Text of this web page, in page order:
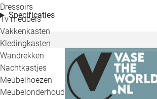
Dressoirs
Tv meubels
Vakkenkasten
Kledingkasten
Wandrekken
Nachtkastjes
Meubelhoezen
Meubelonderhoud
Specificaties